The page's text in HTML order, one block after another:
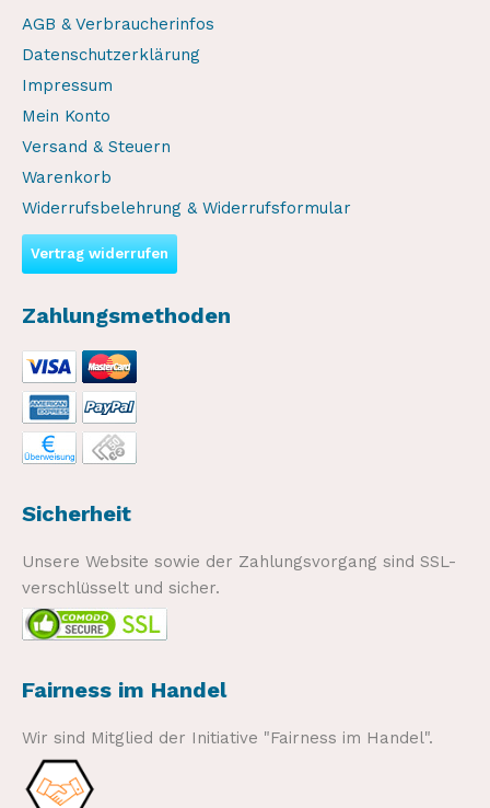
AGB & Verbraucherinfos
Datenschutzerklärung
Impressum
Mein Konto
Versand & Steuern
Warenkorb
Widerrufsbelehrung & Widerrufsformular
Vertrag widerrufen
Zahlungsmethoden
Sicherheit
Unsere Website sowie der Zahlungsvorgang sind SSL-
verschlüsselt und sicher.
Fairness im Handel
Wir sind Mitglied der Initiative "Fairness im Handel".